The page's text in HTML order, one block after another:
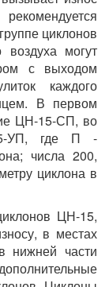
циклонов
могут
с выходом
каждого
В первом
ЦН-15-СП, во
УП, где П -
числа 200,
циклона в
ЦН-15,
в местах
нижней части